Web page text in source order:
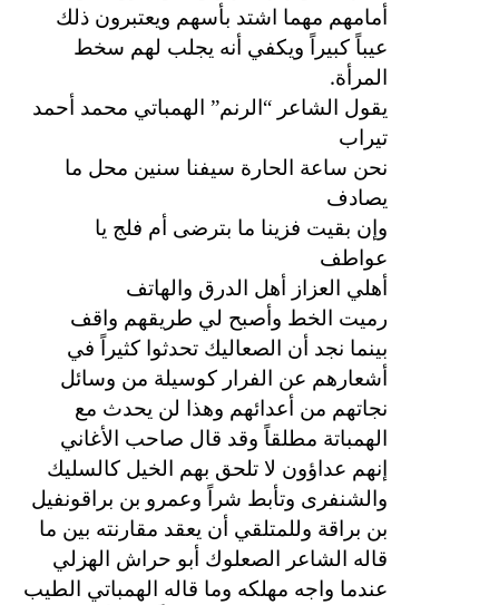
أمامهم مهما اشتد بأسهم ويعتبرون ذلك
عيباً كبيراً ويكفي أنه يجلب لهم سخط
المرأة.
يقول الشاعر “الرنم” الهمباتي محمد أحمد
تيراب
نحن ساعة الحارة سيفنا سنين محل ما
يصادف
وإن بقيت فزينا ما بترضى أم فلج يا
عواطف
أهلي العزاز أهل الدرق والهاتف
رميت الخط وأصبح لي طريقهم واقف
بينما نجد أن الصعاليك تحدثوا كثيراً في
أشعارهم عن الفرار كوسيلة من وسائل
نجاتهم من أعدائهم وهذا لن يحدث مع
الهمباتة مطلقاً وقد قال صاحب الأغاني
إنهم عداؤون لا تلحق بهم الخيل كالسليك
والشنفرى وتأبط شراً وعمرو بن براقونفيل
بن براقة وللمتلقي أن يعقد مقارنته بين ما
قاله الشاعر الصعلوك أبو حراش الهزلي
عندما واجه مهلكه وما قاله الهمباتي الطيب